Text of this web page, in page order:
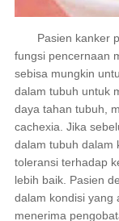
Pasien kanker
fungsi pencernaan
sebisa mungkin
dalam tubuh untuk
daya tahan tubuh,
cachexia. Jika
dalam tubuh dalam
toleransi terhadap
lebih baik. Pasien
dalam kondisi yang
menerima